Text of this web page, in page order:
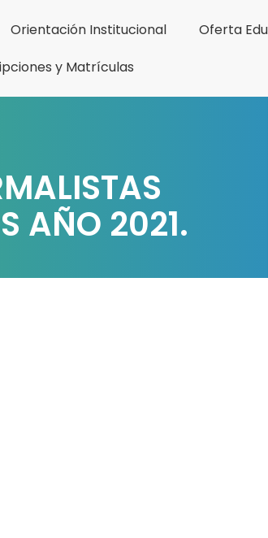
Orientación Institucional
Oferta
y Matrículas
AÑO 2021.